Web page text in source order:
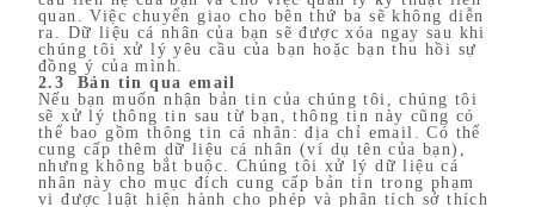
quan. Việc chuyển giao cho bên thứ ba sẽ không diễn
ra. Dữ liệu cá nhân của bạn sẽ được xóa ngay sau khi
chúng tôi xử lý yêu cầu của bạn hoặc bạn thu hồi sự
đồng ý của mình.
2.3 Bản tin qua email
Nếu bạn muốn nhận bản tin của chúng tôi, chúng tôi
sẽ xử lý thông tin sau từ bạn, thông tin này cũng có
thể bao gồm thông tin cá nhân: địa chỉ email. Có thể
cung cấp thêm dữ liệu cá nhân (ví dụ tên của bạn),
nhưng không bắt buộc. Chúng tôi xử lý dữ liệu cá
nhân này cho mục đích cung cấp bản tin trong phạm
vi được luật hiện hành cho phép và phân tích sở thích